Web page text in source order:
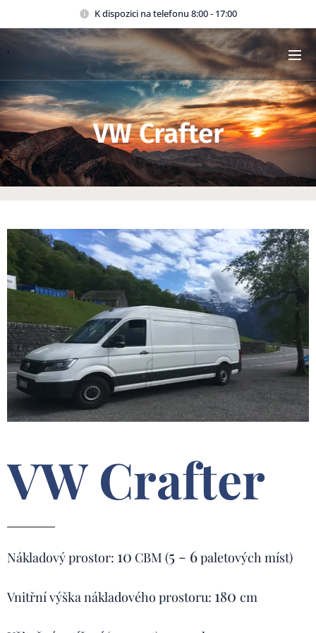
K dispozici na telefonu 8:00 - 17:00
'
VW Crafter
VW Crafter
Nákladový prostor: 10 CBM (5 - 6paletových míst)
Vnitřní výška nákladového prostoru: 180 cm